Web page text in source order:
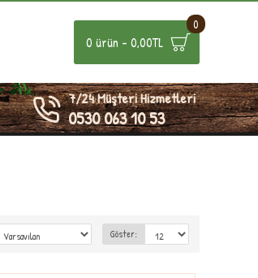
0 ürün - 0,00TL
0
7/24 Müşteri Hizmetleri
0530 063 10 53
Göster: